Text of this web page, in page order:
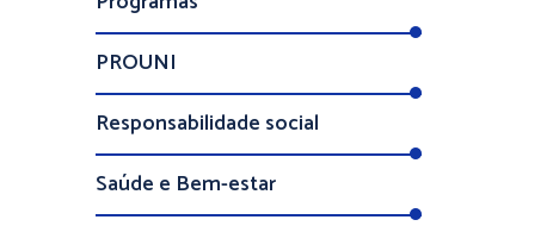
PROUNI
Responsabilidade social
Saúde e Bem-estar